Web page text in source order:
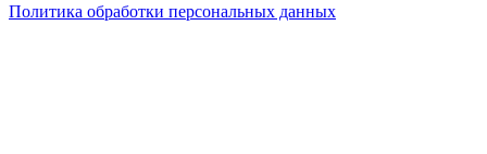
Политика обработки персональных данных